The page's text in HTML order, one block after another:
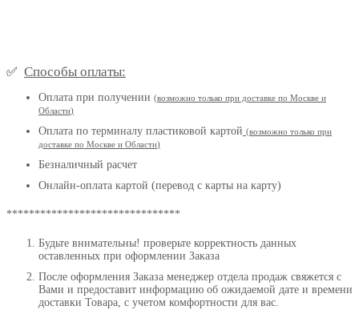
✅ Способы оплаты:
Оплата при получении (возможно только при доставке по Москве и
Области)
Оплата по терминалу пластиковой картой (возможно только при
доставке по Москве и Области)
Безналичный расчет
Онлайн-оплата картой (перевод с карты на карту)
*******************************
Будьте внимательны! проверьте корректность данных
оставленных при оформлении Заказа
После оформления Заказа менеджер отдела продаж свяжется с
Вами и предоставит информацию об ожидаемой дате и времени
доставки Товара, с учетом комфортности для вас.